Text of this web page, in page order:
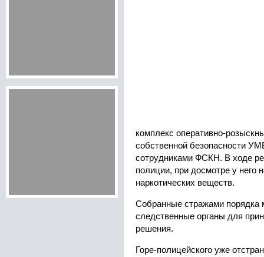
комплекс оперативно-
собственной безопасности
сотрудниками ФСКН. В ходе
полиции, при досмотре у него
наркотических веществ.
Собранные стражами порядка
следственные органы для
решения.
Горе-полицейского уже